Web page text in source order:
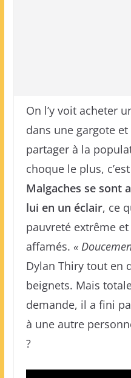
On l’y voit acheter
dans une gargote
partager à la
choque le plus,
Malgaches se sont
lui en un éclair, ce
pauvreté extrême
affamés. «
Dylan Thiry tout en
beignets. Mais
demande, il a fini
à une autre
?